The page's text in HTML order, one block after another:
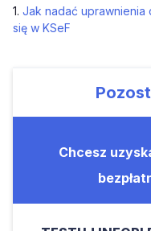
1. Jak nadać uprawnienia
się w KSeF
Chcesz